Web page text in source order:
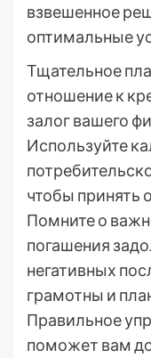
взвешенное
оптимальные
Тщательное
отношение к
залог вашего
Используйте
чтобы принять
Помните о
погашения
негативных
грамотны и
Правильное
поможет вам